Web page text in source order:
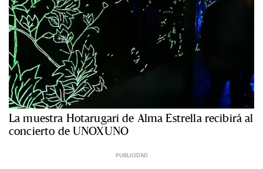
La muestra Hotarugari de Alma Estrella recibirá al
concierto de UNOXUNO